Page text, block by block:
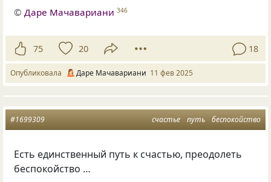
©Даре Мачавариани 346
75 20 18
Опубликовала Даре Мачавариани 11 фев 2025
счастье путь беспокойство
#1699309
Есть единственный путь к счастью, преодолеть
беспокойство …